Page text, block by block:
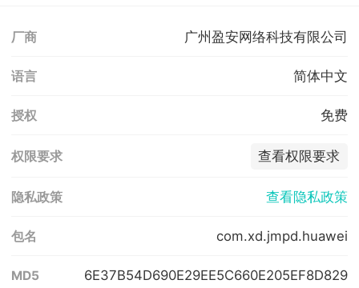
厂商 广州盈安网络科技有限公司
语言 简体中文
授权 免费
权限要求 查看权限要求
隐私政策 查看隐私政策
包名 com.xd.jmpd.huawei
MD5 6E37B54D690E29EE5C660E205EF8D829